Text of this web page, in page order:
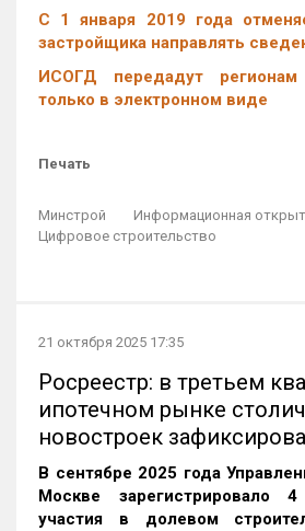
С 1 января 2019 года
застройщика направлять
ИСОГД передадут
только в электронном виде
Печать
Минстрой
Информационная
Цифровое строительство
21 октября 2025 17:35
Росреестр: в третьем
ипотечном рынке
новостроек
В сентябре 2025 года
Москве зарегистрировало
участия в долевом